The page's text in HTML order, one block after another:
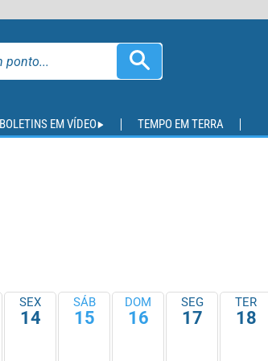
BOLETINS EM VÍDEO TEMPO EM TERRA
SEX
14
SÁB
15
DOM
16
SEG
17
TER
18